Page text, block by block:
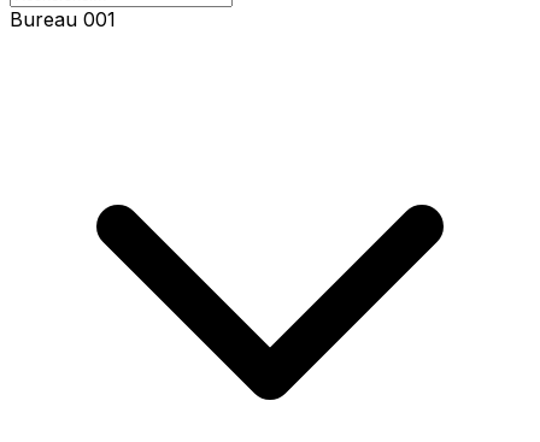
Bureau 001